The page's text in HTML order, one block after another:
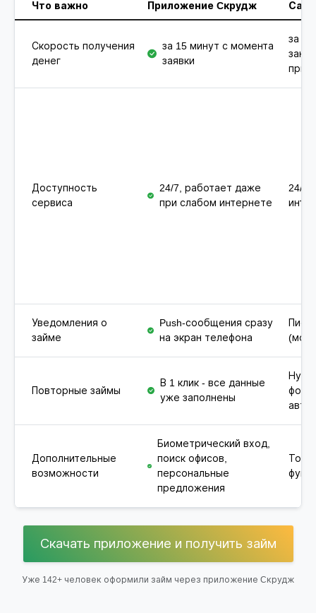
Что важно Приложение Cкрудж
Скорость получения
денег
за 15 минут с момента
заявки
за
при
Доступность
сервиса
24/7, работает даже
при слабом интернете
24/7,
Уведомления о
займе
Push-сообщения сразу
на экран телефона
Повторные займы
В 1 клик - все данные
уже заполнены
Дополнительные
возможности
Биометрический вход,
поиск офисов,
персональные
предложения
Скачать приложение и получить займ
Уже 142+ человек оформили займ через приложение Cкрудж